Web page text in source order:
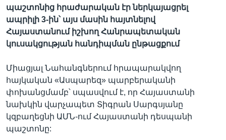
պաշտոնից հրաժարական էր ներկայացրել
ապրիլի 3-ին՝ այս մասին հայտնելով
Հայաստանում իշխող Հանրապետական
կուսակցության հանդիպման ընթացքում
Միացյալ Նահանգներում հրապարակվող
հայկական «Ասպարեզ» պարբերականի
փոխանցմամբ՝ սպասվում է, որ Հայաստանի
նախկին վարչապետ Տիգրան Սարգսյանը
կզբաղեցնի ԱՄՆ-ում Հայաստանի դեսպանի
պաշտոնը: